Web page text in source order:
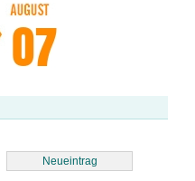
Neueintrag